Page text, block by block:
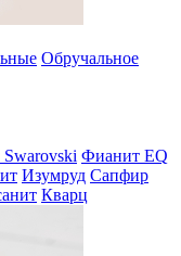
Обручальное
Фианит EQ
Изумруд Сапфир
Кварц